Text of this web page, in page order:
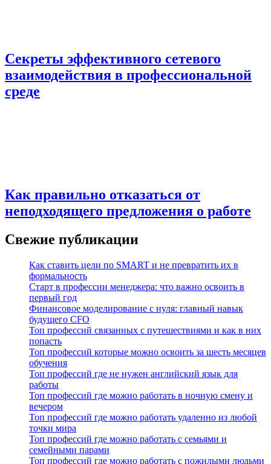
Секреты эффективного сетевого
взаимодействия в профессиональной
среде
Как правильно отказаться от
неподходящего предложения о работе
Свежие публикации
Как ставить цели по SMART и не превратить их в
формальность
Старт в профессии менеджера: что важно освоить в
первый год
Финансовое моделирование с нуля: главный навык
будущего CFO
Топ профессий связанных с путешествиями и как в них
попасть
Топ профессий которые можно освоить за шесть месяцев
обучения
Топ профессий где не нужен английский язык для
работы
Топ профессий где можно работать в ночную смену и
вечером
Топ профессий где можно работать удаленно из любой
точки мира
Топ профессий где можно работать с семьями и
семейными парами
Топ профессий где можно работать с пожилыми людьми